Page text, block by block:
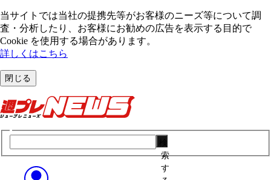
当サイトでは当社の提携先等がお客様のニーズ等について調
査・分析したり、お客様にお勧めの広告を表⽰する⽬的で
Cookie を使⽤する場合があります。
詳しくはこちら
閉じる
索
す